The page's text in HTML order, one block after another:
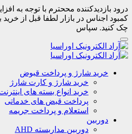
درود بازدیدکننده مححترم با توجه به
چک کنید. سپاس
خرید شارژ و پرداخت قبوض
خرید شارژ و کارت شارژ
خرید انواع بسته های
پرداخت قبض های خدماتی
استعلام و پرداخت جریمه
دوربین
دوربین مداربسته AHD